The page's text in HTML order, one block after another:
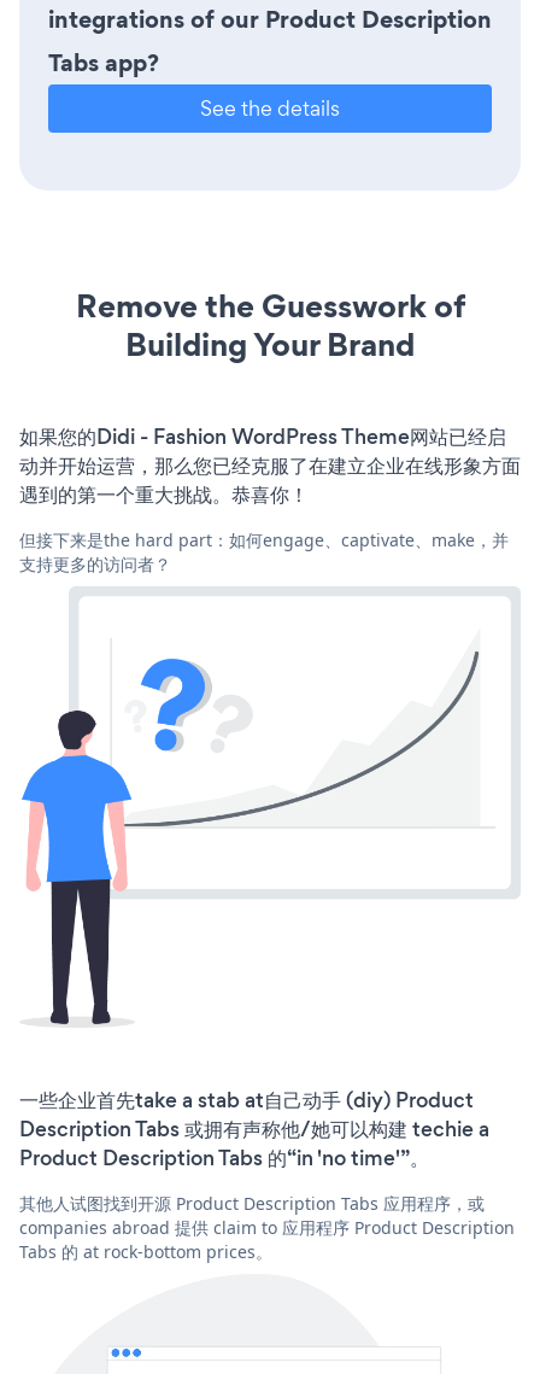
integrations of our Product Description
Tabs app?
See the details
Remove the Guesswork of
Building Your Brand
如果您的Didi - Fashion WordPress Theme网站已经启
动并开始运营，那么您已经克服了在建立企业在线形象方面
遇到的第一个重大挑战。恭喜你！
但接下来是the hard part：如何engage、captivate、make，并
支持更多的访问者？
一些企业首先take a stab at自己动手 (diy) Product
Description Tabs 或拥有声称他/她可以构建 techie a
Product Description Tabs 的“in 'no time'”。
其他人试图找到开源 Product Description Tabs 应用程序，或
companies abroad 提供 claim to 应用程序 Product Description
Tabs 的 at rock-bottom prices。